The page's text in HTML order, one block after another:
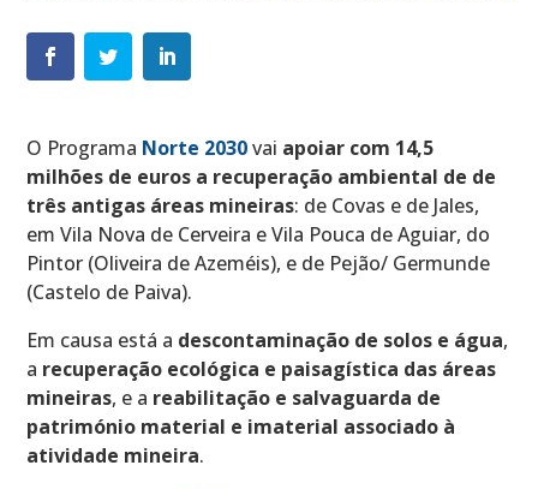
O Programa Norte 2030 vai apoiar com 14,5
milhões de euros a recuperação ambiental de de
três antigas áreas mineiras: de Covas e de Jales,
em Vila Nova de Cerveira e Vila Pouca de Aguiar, do
Pintor (Oliveira de Azeméis), e de Pejão/ Germunde
(Castelo de Paiva).
Em causa está a descontaminação de solos e água,
a recuperação ecológica e paisagística das áreas
mineiras, e a reabilitação e salvaguarda de
património material e imaterial associado à
atividade mineira.